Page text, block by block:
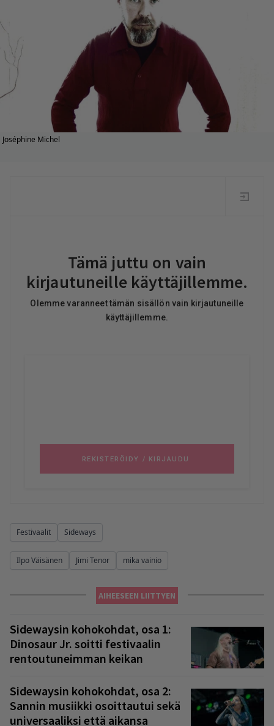
Joséphine Michel
Festivaalit Sideways
Ilpo Väisänen Jimi Tenor mika vainio
AIHEESEEN LIITTYEN
Sidewaysin kohokohdat, osa 1:
Dinosaur Jr. soitti festivaalin
rentoutuneimman keikan
Sidewaysin kohokohdat, osa 2:
Sannin musiikki osoittautui sekä
universaaliksi että aikansa